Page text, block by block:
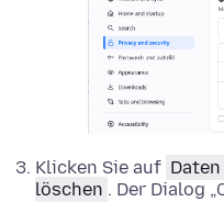
Klicken Sie auf
löschen . Der Dialog